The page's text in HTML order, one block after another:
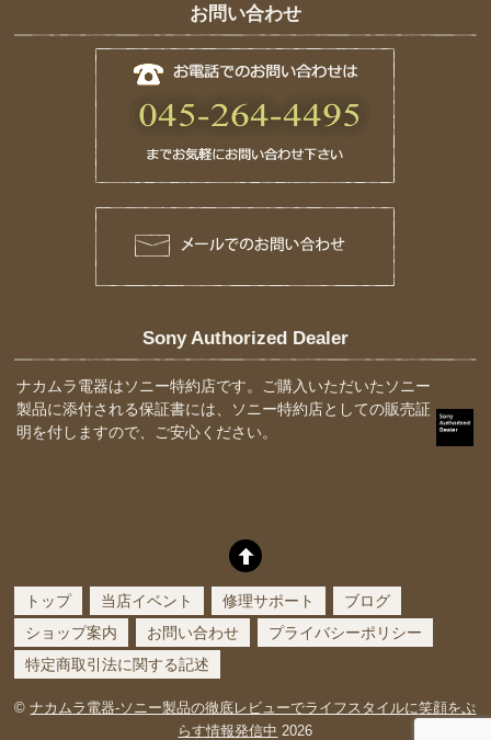
お問い合わせ
Sony Authorized Dealer
ナカムラ電器はソニー特約店です。ご購入いただいたソニー
製品に添付される保証書には、ソニー特約店としての販売証
明を付しますので、ご安心ください。
トップ 当店イベント 修理サポート
ブログ
ショップ案内
お問い合わせ
プライバシーポリシー
特定商取引法に関する記述
©ナカムラ電器-ソニー製品の徹底レビューでライフスタイルに笑顔をぷ
らす情報発信中 2026